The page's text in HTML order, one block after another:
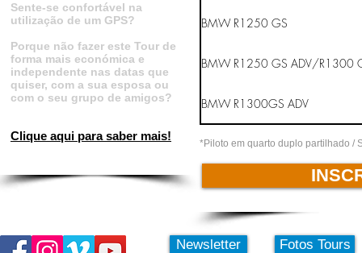
Sente-se confortável na
utilização de um GPS?
Porque não fazer este Tour de
forma mais económica e
independente nas datas que
quiser, com a sua esposa ou
com o seu grupo de amigos?
Clique aqui para saber mais!
BMW R1250 GS
BMW R1250 GS ADV/R1300
BMW R1300GS ADV
*Piloto em quarto duplo partilhado
Newsletter Fotos Tours